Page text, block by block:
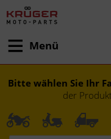
Menü
Bitte wählen Sie Ihr
der